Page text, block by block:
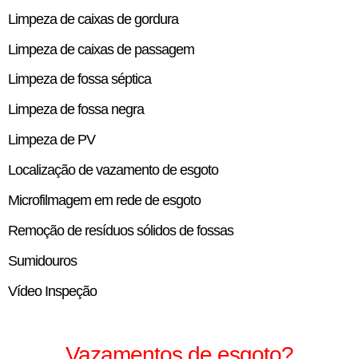
Limpeza de caixas de gordura
Limpeza de caixas de passagem
Limpeza de fossa séptica
Limpeza de fossa negra
Limpeza de PV
Localização de vazamento de esgoto
Microfilmagem em rede de esgoto
Remoção de resíduos sólidos de fossas
Sumidouros
Vídeo Inspeção